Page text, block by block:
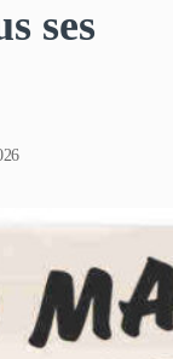
ses